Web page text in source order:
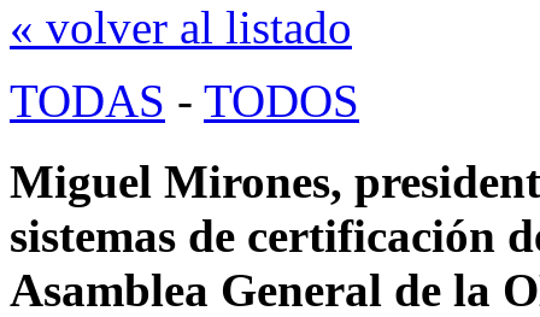
« volver al listado
TODAS - TODOS
Miguel Mirones,
sistemas de certificación
Asamblea General de la